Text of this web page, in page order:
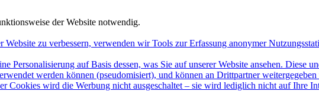
der Website notwendig.
zu verbessern, verwenden wir Tools zur Erfassung anonymer
Personalisierung auf Basis dessen, was Sie auf unserer Website ansehen. Diese
werden können (pseudomisiert), und können an Drittpartner
Cookies wird die Werbung nicht ausgeschaltet – sie wird lediglich nicht auf Ihre